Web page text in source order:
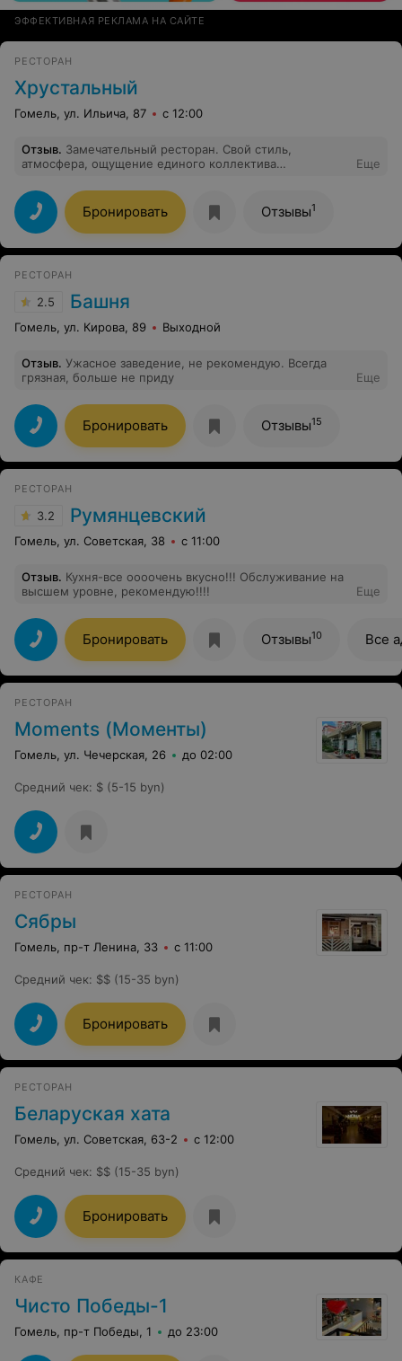
ЭФФЕКТИВНАЯ РЕКЛАМА НА САЙТЕ
РЕСТОРАН
Хрустальный
Гомель, ул. Ильича, 87 с 12:00
Отзыв. Замечательный ресторан. Свой стиль,
атмосфера, ощущение единого коллектива
официантов. Для меня тут до удивления по-семейному
тепло и уютно, не только сама атмосфера, но и
отношение персонала, принимают тепло, с улыбкой.
Кухня прекрасна. Живая музыка великолепна.
Рекомендую. Достойное место. Спасибо за чудесные
Еще
Бронировать Отзывы1
РЕСТОРАН
2.5 Башня
Гомель, ул. Кирова, 89 Выходной
Отзыв. Ужасное заведение, не рекомендую. Всегда
грязная, больше не приду
Еще
Бронировать Отзывы15
РЕСТОРАН
3.2 Румянцевский
Гомель, ул. Советская, 38 с 11:00
Отзыв. Кухня-все оооочень вкусно!!! Обслуживание на
высшем уровне, рекомендую!!!!
Еще
Бронировать Отзывы10 Все
РЕСТОРАН
Moments (Моменты)
Гомель, ул. Чечерская, 26 до 02:00
Средний чек: $ (5-15 byn)
РЕСТОРАН
Сябры
Гомель, пр-т Ленина, 33 с 11:00
Средний чек: $$ (15-35 byn)
Бронировать
РЕСТОРАН
Беларуская хата
Гомель, ул. Советская, 63-2 с 12:00
Средний чек: $$ (15-35 byn)
Бронировать
КАФЕ
Чисто Победы-1
Гомель, пр-т Победы, 1 до 23:00